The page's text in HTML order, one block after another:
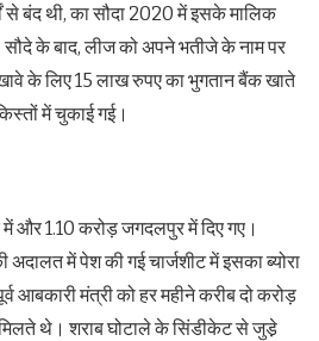
से बंद थी, का सौदा 2020 में इसके मालिक
के बाद, लीज को अपने भतीजे के नाम पर
के लिए 15 लाख रुपए का भुगतान बैंक खाते
में चुकाई गई।
और 1.10 करोड़ जगदलपुर में दिए गए।
अदालत में पेश की गई चार्जशीट में इसका ब्योरा
आबकारी मंत्री को हर महीने करीब दो करोड़
थे। शराब घोटाले के सिंडीकेट से जुडे़